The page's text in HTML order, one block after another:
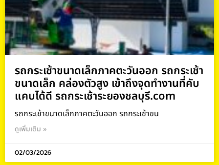
รถกระเช้าขนาดเล็กภาคตะวันออก รถกระเช้า
ขนาดเล็ก คล่องตัวสูง เข้าถึงจุดทำงานที่คับ
แคบได้ดี รถกระเช้าระยองชลบุรี.com
รถกระเช้าขนาดเล็กภาคตะวันออก รถกระเช้าขน
ดูเพิ่มเติม »
02/03/2026